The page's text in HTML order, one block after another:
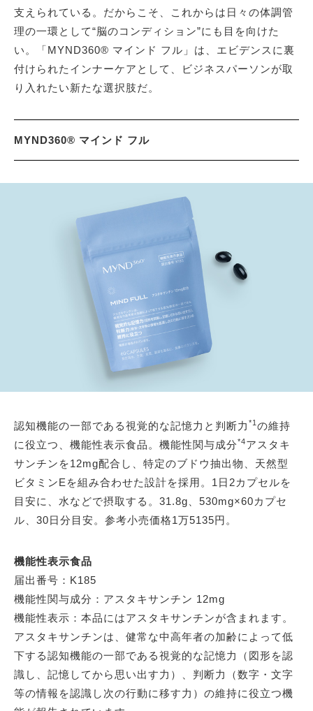
支えられている。だからこそ、これからは日々の体調管
理の一環として“脳のコンディション”にも目を向けた
い。「MYND360® マインド フル」は、エビデンスに裏
付けられたインナーケアとして、ビジネスパーソンが取
り入れたい新たな選択肢だ。
MYND360® マインド フル
認知機能の一部である視覚的な記憶力と判断力 *1 の維持
に役立つ、機能性表示食品。機能性関与成分*4アスタキ
サンチンを12mg配合し、特定のブドウ抽出物、天然型
ビタミンEを組み合わせた設計を採用。1日2カプセルを
目安に、水などで摂取する。31.8g、530mg×60カプセ
ル、30日分目安。参考小売価格1万5135円。
機能性表示食品
届出番号：K185
機能性関与成分：アスタキサンチン 12mg
機能性表示：本品にはアスタキサンチンが含まれます。
アスタキサンチンは、健常な中高年者の加齢によって低
下する認知機能の一部である視覚的な記憶力（図形を認
識し、記憶してから思い出す力）、判断力（数字・文字
等の情報を認識し次の行動に移す力）の維持に役立つ機